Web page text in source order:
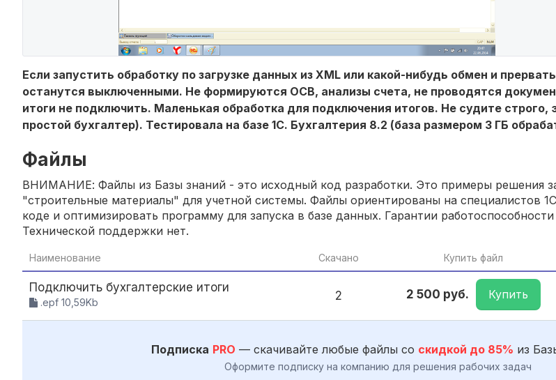
Если запустить обработку по загрузке данных из XML или какой-нибудь обмен и
останутся выключенными. Не формируются ОСВ, анализы счета, не проводятся
итоги не подключить. Маленькая обработка для подключения итогов. Не судите строго,
простой бухгалтер). Тестировала на базе 1С. Бухгалтерия 8.2 (база размером 3 ГБ
Файлы
ВНИМАНИЕ: Файлы из Базы знаний - это исходный код разработки. Это примеры решения
"строительные материалы" для учетной системы. Файлы ориентированы на специалистов
коде и оптимизировать программу для запуска в базе данных. Гарантии
Технической поддержки нет.
Наименование Скачано Купить файл
Подключить бухгалтерские итоги
.epf 10,59Kb 2 2 500 руб. Купить
Подписка PRO — скачивайте любые файлы со скидкой до 85% из
Оформите подписку на компанию для решения рабочих задач